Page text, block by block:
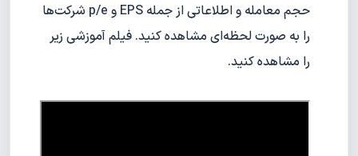
حجم معامله و اطلاعاتی از جمله EPS و p/e شرکت‌ها
را به صورت لحظه‌ای مشاهده کنید. فیلم آموزشی زیر
را مشاهده کنید.